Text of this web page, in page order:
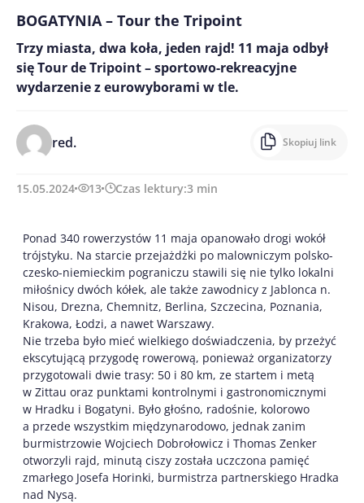
BOGATYNIA – Tour the Tripoint
Trzy miasta, dwa koła, jeden rajd! 11 maja odbył
się Tour de Tripoint – sportowo-rekreacyjne
wydarzenie z eurowyborami w tle.
red. Skopiuj link
15.05.2024 13 Czas lektury:3 min
Ponad 340 rowerzystów 11 maja opanowało drogi wokół
trójstyku. Na starcie przejażdżki po malowniczym polsko-
czesko-niemieckim pograniczu stawili się nie tylko lokalni
miłośnicy dwóch kółek, ale także zawodnicy z Jablonca n.
Nisou, Drezna, Chemnitz, Berlina, Szczecina, Poznania,
Krakowa, Łodzi, a nawet Warszawy.
Nie trzeba było mieć wielkiego doświadczenia, by przeżyć
ekscytującą przygodę rowerową, ponieważ organizatorzy
przygotowali dwie trasy: 50 i 80 km, ze startem i metą
w Zittau oraz punktami kontrolnymi i gastronomicznymi
w Hradku i Bogatyni. Było głośno, radośnie, kolorowo
a przede wszystkim międzynarodowo, jednak zanim
burmistrzowie Wojciech Dobrołowicz i Thomas Zenker
otworzyli rajd, minutą ciszy została uczczona pamięć
zmarłego Josefa Horinki, burmistrza partnerskiego Hradka
nad Nysą.